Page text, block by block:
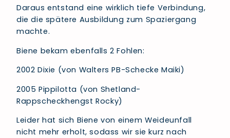
Daraus entstand eine wirklich tiefe Verbindung,
die die spätere Ausbildung zum Spaziergang
machte.
Biene bekam ebenfalls 2 Fohlen:
2002 Dixie (von Walters PB-Schecke Maiki)
2005 Pippilotta (von Shetland-
Rappscheckhengst Rocky)
Leider hat sich Biene von einem Weideunfall
nicht mehr erholt, sodass wir sie kurz nach